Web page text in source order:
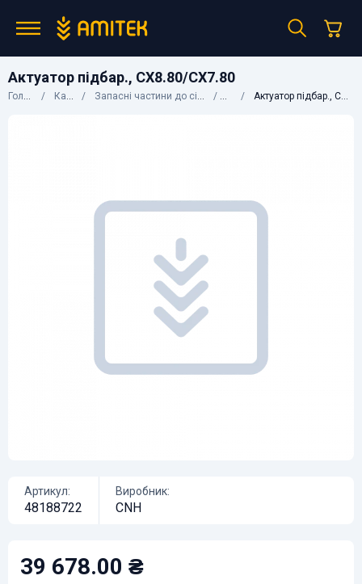
Актуатор підбар., CX8.80/CX7.80
Головна Каталог Запасні частини до сільгосптехніки CNH Актуатор підбар., CX8.80/CX7.80
Артикул:
48188722
Виробник:
CNH
39 678.00 ₴